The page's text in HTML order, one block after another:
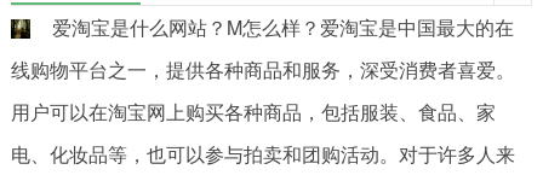
爱淘宝是什么网站？M怎么样？爱淘宝是中国最大的在
线购物平台之一，提供各种商品和服务，深受消费者喜爱。
用户可以在淘宝网上购买各种商品，包括服装、食品、家
电、化妆品等，也可以参与拍卖和团购活动。对于许多人来